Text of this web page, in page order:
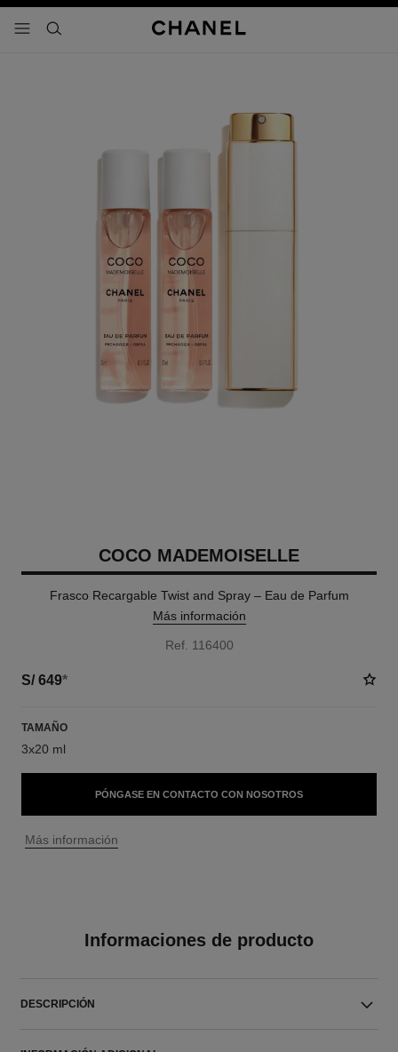
- navegación principal
buscar
COCO MADEMOISELLE
Frasco Recargable Twist and Spray – Eau de Parfum
Más información
Ref. 116400
S/ 649*
TAMAÑO
3x20 ml
PÓNGASE EN CONTACTO CON NOSOTROS
↩
Más información
Informaciones de producto
DESCRIPCIÓN